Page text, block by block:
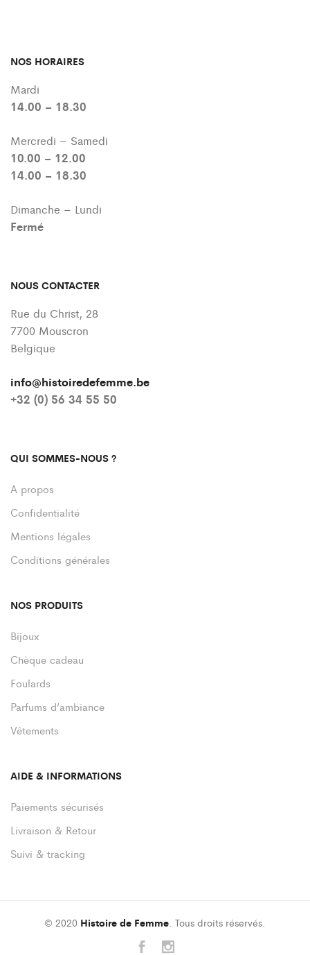
NOS HORAIRES
Mardi
14.00 – 18.30
Mercredi – Samedi
10.00 – 12.00
14.00 – 18.30
Dimanche – Lundi
Fermé
NOUS CONTACTER
Rue du Christ, 28
7700 Mouscron
Belgique
info@histoiredefemme.be
+32 (0) 56 34 55 50
QUI SOMMES-NOUS ?
A propos
Confidentialité
Mentions légales
Conditions générales
NOS PRODUITS
Bijoux
Chèque cadeau
Foulards
Parfums d’ambiance
Vêtements
AIDE & INFORMATIONS
Paiements sécurisés
Livraison & Retour
Suivi & tracking
© 2020 Histoire de Femme. Tous droits réservés.